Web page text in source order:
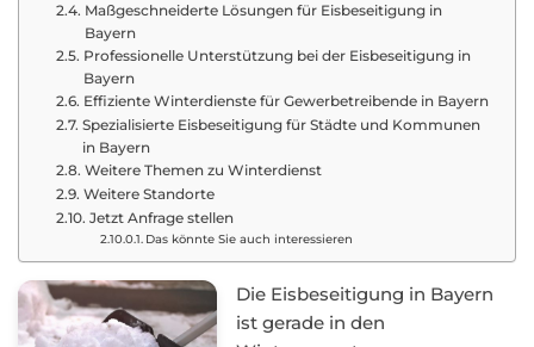
Maßgeschneiderte Lösungen für Eisbeseitigung in
Bayern
Professionelle Unterstützung bei der Eisbeseitigung in
Bayern
Effiziente Winterdienste für Gewerbetreibende in Bayern
Spezialisierte Eisbeseitigung für Städte und Kommunen
in Bayern
Weitere Themen zu Winterdienst
Weitere Standorte
Jetzt Anfrage stellen
Das könnte Sie auch interessieren
Die Eisbeseitigung in Bayern
ist gerade in den